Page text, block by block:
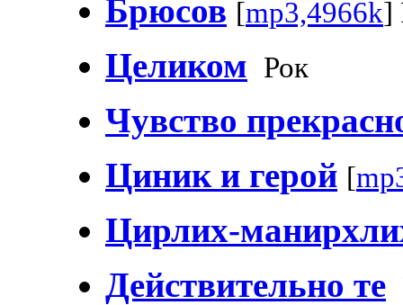
Брюсов [mp3,4966k]
Целиком Рок
Чувство
Циник и герой [
Цирлих-
Действительно те